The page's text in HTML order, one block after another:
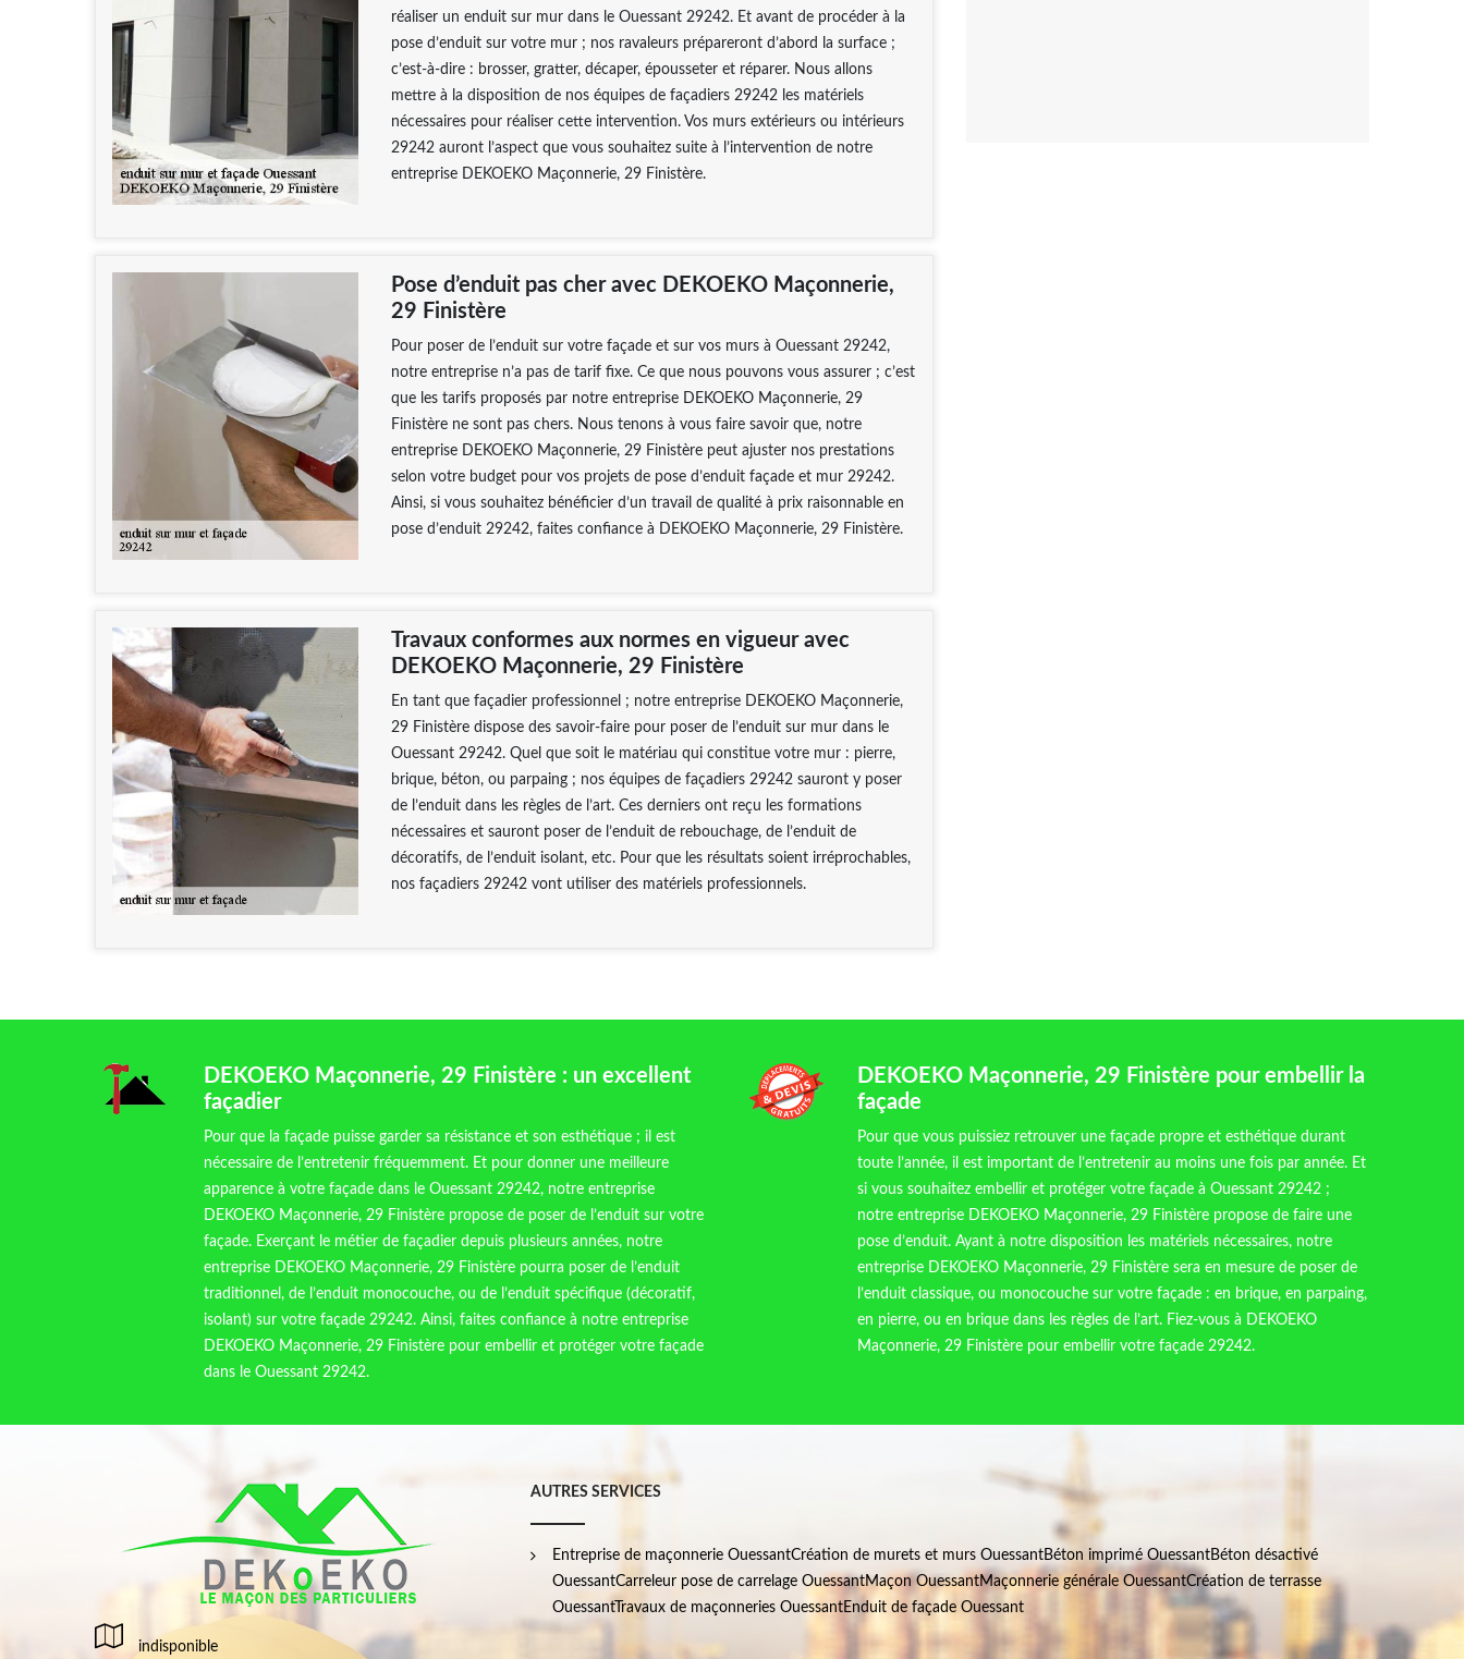
réaliser un enduit sur mur dans le Ouessant 29242. Et avant de procéder à la
pose d’enduit sur votre mur ; nos ravaleurs prépareront d’abord la surface ;
c’est-à-dire : brosser, gratter, décaper, épousseter et réparer. Nous allons
mettre à la disposition de nos équipes de façadiers 29242 les matériels
nécessaires pour réaliser cette intervention. Vos murs extérieurs ou intérieurs
29242 auront l’aspect que vous souhaitez suite à l’intervention de notre
entreprise DEKOEKO Maçonnerie, 29 Finistère.
Pose d’enduit pas cher avec DEKOEKO Maçonnerie,
29 Finistère
Pour poser de l’enduit sur votre façade et sur vos murs à Ouessant 29242,
notre entreprise n’a pas de tarif fixe. Ce que nous pouvons vous assurer ; c’est
que les tarifs proposés par notre entreprise DEKOEKO Maçonnerie, 29
Finistère ne sont pas chers. Nous tenons à vous faire savoir que, notre
entreprise DEKOEKO Maçonnerie, 29 Finistère peut ajuster nos prestations
selon votre budget pour vos projets de pose d’enduit façade et mur 29242.
Ainsi, si vous souhaitez bénéficier d’un travail de qualité à prix raisonnable en
pose d’enduit 29242, faites confiance à DEKOEKO Maçonnerie, 29 Finistère.
Travaux conformes aux normes en vigueur avec
DEKOEKO Maçonnerie, 29 Finistère
En tant que façadier professionnel ; notre entreprise DEKOEKO Maçonnerie,
29 Finistère dispose des savoir-faire pour poser de l’enduit sur mur dans le
Ouessant 29242. Quel que soit le matériau qui constitue votre mur : pierre,
brique, béton, ou parpaing ; nos équipes de façadiers 29242 sauront y poser
de l’enduit dans les règles de l’art. Ces derniers ont reçu les formations
nécessaires et sauront poser de l’enduit de rebouchage, de l’enduit de
décoratifs, de l’enduit isolant, etc. Pour que les résultats soient irréprochables,
nos façadiers 29242 vont utiliser des matériels professionnels.
DEKOEKO Maçonnerie, 29 Finistère : un excellent
façadier
Pour que la façade puisse garder sa résistance et son esthétique ; il est
nécessaire de l’entretenir fréquemment. Et pour donner une meilleure
apparence à votre façade dans le Ouessant 29242, notre entreprise
DEKOEKO Maçonnerie, 29 Finistère propose de poser de l’enduit sur votre
façade. Exerçant le métier de façadier depuis plusieurs années, notre
entreprise DEKOEKO Maçonnerie, 29 Finistère pourra poser de l’enduit
traditionnel, de l’enduit monocouche, ou de l’enduit spécifique (décoratif,
isolant) sur votre façade 29242. Ainsi, faites confiance à notre entreprise
DEKOEKO Maçonnerie, 29 Finistère pour embellir et protéger votre façade
dans le Ouessant 29242.
DEKOEKO Maçonnerie, 29 Finistère pour embellir la
façade
Pour que vous puissiez retrouver une façade propre et esthétique durant
toute l’année, il est important de l’entretenir au moins une fois par année. Et
si vous souhaitez embellir et protéger votre façade à Ouessant 29242 ;
notre entreprise DEKOEKO Maçonnerie, 29 Finistère propose de faire une
pose d’enduit. Ayant à notre disposition les matériels nécessaires, notre
entreprise DEKOEKO Maçonnerie, 29 Finistère sera en mesure de poser de
l’enduit classique, ou monocouche sur votre façade : en brique, en parpaing,
en pierre, ou en brique dans les règles de l’art. Fiez-vous à DEKOEKO
Maçonnerie, 29 Finistère pour embellir votre façade 29242.
indisponible
AUTRES SERVICES
Entreprise de maçonnerie OuessantCréation de murets et murs OuessantBéton imprimé OuessantBéton désactivé
OuessantCarreleur pose de carrelage OuessantMaçon OuessantMaçonnerie générale OuessantCréation de terrasse
OuessantTravaux de maçonneries OuessantEnduit de façade Ouessant